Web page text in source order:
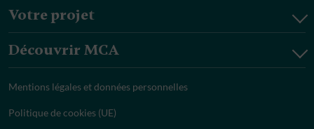
Votre projet
Découvrir MCA
Mentions légales et données personnelles
Politique de cookies (UE)